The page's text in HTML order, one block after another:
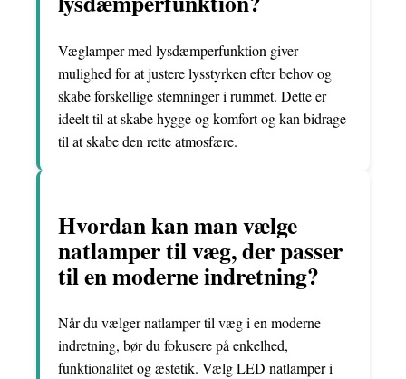
Væglamper med lysdæmperfunktion giver
mulighed for at justere lysstyrken efter behov og
skabe forskellige stemninger i rummet. Dette er
ideelt til at skabe hygge og komfort og kan bidrage
til at skabe den rette atmosfære.
Hvordan kan man vælge
natlamper til væg, der passer
til en moderne indretning?
Når du vælger natlamper til væg i en moderne
indretning, bør du fokusere på enkelhed,
funktionalitet og æstetik. Vælg LED natlamper i